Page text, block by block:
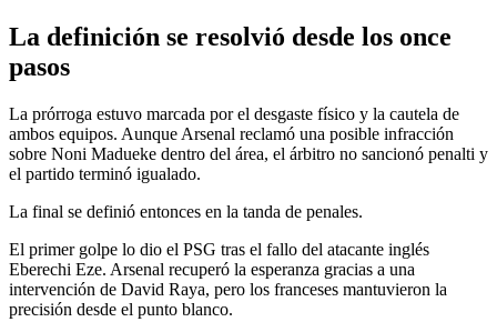
La definición se resolvió desde los once
pasos
La prórroga estuvo marcada por el desgaste físico y la cautela de
ambos equipos. Aunque Arsenal reclamó una posible infracción
sobre Noni Madueke dentro del área, el árbitro no sancionó penalti y
el partido terminó igualado.
La final se definió entonces en la tanda de penales.
El primer golpe lo dio el PSG tras el fallo del atacante inglés
Eberechi Eze. Arsenal recuperó la esperanza gracias a una
intervención de David Raya, pero los franceses mantuvieron la
precisión desde el punto blanco.